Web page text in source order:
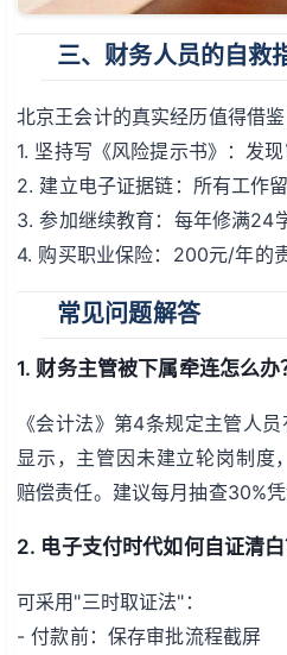
三、财务人员的自救
北京王会计的真实经历值得借鉴
1. 坚持写《风险提示书》：发
2. 建立电子证据链：所有工作
3. 参加继续教育：每年修满24
4. 购买职业保险：200元/年的
常见问题解答
1. 财务主管被下属牵连怎么办
《会计法》第4条规定主管人
显示，主管因未建立轮岗制度
赔偿责任。建议每月抽查30%凭
2. 电子支付时代如何自证清白
可采用"三时取证法"：
- 付款前：保存审批流程截屏